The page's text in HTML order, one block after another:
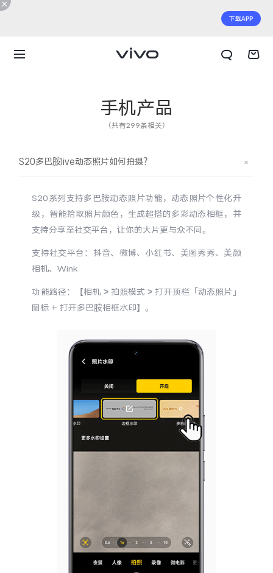
X Fold6
X300 Ultra X300s
X300
S50 Pro mini S50
Y600 Turbo
iQOO Z11i iQOO 15T
vivo Pad6 Pro
vivo 头戴降噪耳机 vivo TWS 5e
手机产品
（共有299条相关）
S20多巴胺live动态照片如何拍摄？
S20系列支持多巴胺动态照片功能，动态照片个性化升
级，智能拾取照片颜色，生成超搭的多彩动态相框，并
支持分享至社交平台，让你的大片更与众不同。
支持社交平台：抖音、微博、小红书、美图秀秀、美颜
相机、Wink
功能路径：【相机 > 拍照模式 > 打开顶栏「动态照片」
图标 + 打开多巴胺相框水印】。